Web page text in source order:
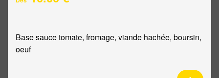
Base sauce tomate, fromage, viande hachée, boursin,
oeuf